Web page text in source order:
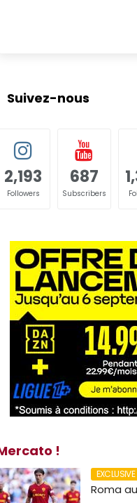
Suivez-nous
2,193
Followers
687
Subscribers
!
Roma